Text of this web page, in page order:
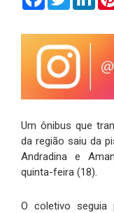
Um ônibus que
da região saiu da
Andradina e
quinta-feira (18).
O coletivo seguia